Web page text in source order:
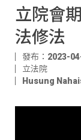
立院會
法修法
發布：2023-
立法院
Husung